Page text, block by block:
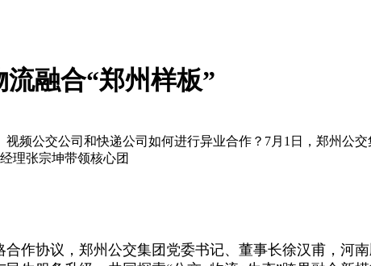
融合“郑州样板”
频公交公司和快递公司如何进行异业合作？7月1日，郑州公
理张宗坤带领核心团
作协议，郑州公交集团党委书记、董事长徐汉甫，河